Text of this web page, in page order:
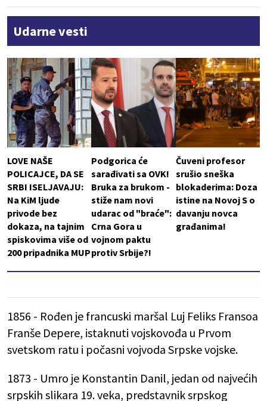
Udarne vesti
LOVE NAŠE
POLICAJCE, DA SE
SRBI ISELJAVAJU:
Na KiM ljude
privode bez
dokaza, na tajnim
spiskovima više od
200 pripadnika MUP
Podgorica će
sarađivati sa OVK!
Bruka za brukom -
stiže nam novi
udarac od "braće":
Crna Gora u
vojnom paktu
protiv Srbije?!
Čuveni profesor
srušio sneška
blokaderima: Doza
istine na Novoj S o
davanju novca
građanima!
1856 - Rođen je francuski maršal Luj Feliks Fransoa
Franše Depere, istaknuti vojskovođa u Prvom
svetskom ratu i počasni vojvoda Srpske vojske.
1873 - Umro je Konstantin Danil, jedan od najvećih
srpskih slikara 19. veka, predstavnik srpskog